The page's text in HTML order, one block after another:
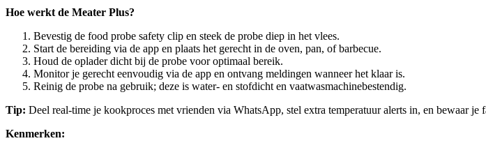
Hoe werkt de Meater Plus?
Bevestig de food probe safety clip en steek de probe diep in het vlees.
Start de bereiding via de app en plaats het gerecht in de oven, pan, of barbecue.
Houd de oplader dicht bij de probe voor optimaal bereik.
Monitor je gerecht eenvoudig via de app en ontvang meldingen wanneer het klaar is.
Reinig de probe na gebruik; deze is water- en stofdicht en vaatwasmachinebestendig.
Tip: Deel real-time je kookproces met vrienden via WhatsApp, stel extra temperatuur alerts in, en bewaar je
Kenmerken: